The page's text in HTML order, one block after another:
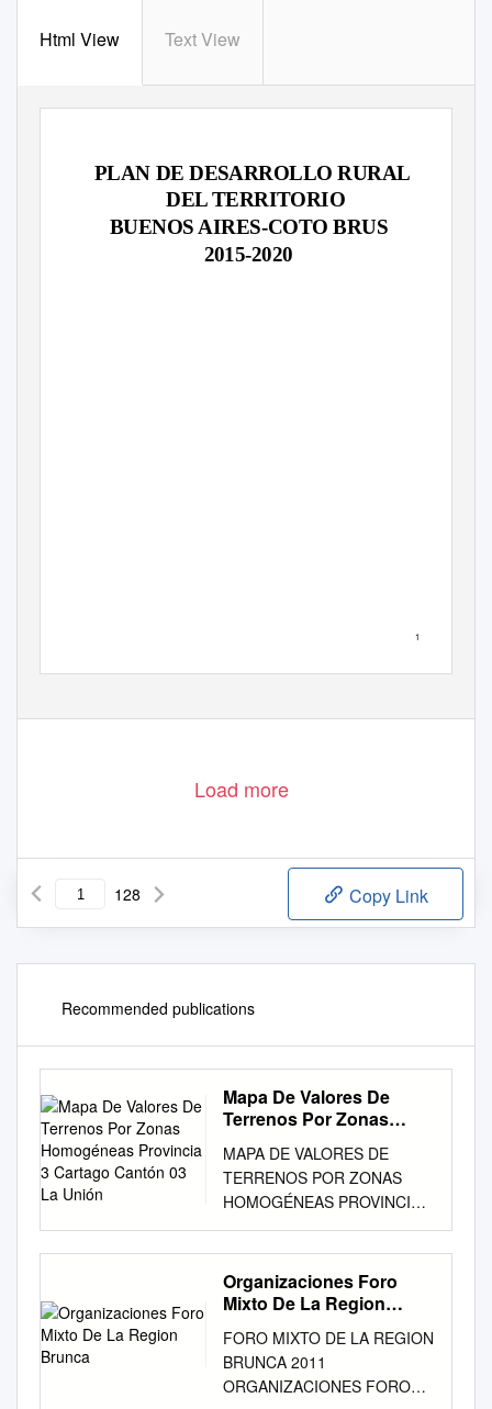
Html View Text View
PLAN DE DESARROLLO RURAL
DEL TERRITORIO
BUENOS AIRES-COTO BRUS
2015-2020
1
Load more
128 Copy Link
Recommended publications
Mapa De Valores De
Terrenos Por Zonas
Cartago Cantón 03 La
Unión
MAPA DE VALORES DE
TERRENOS POR ZONAS
HOMOGÉNEAS PROVINCIA 3
CARTAGO CANTÓN 03 LA
UNIÓN 496200 501200 Mapa
de Valores de Terrenos
Goicoechea por Zonas
Cartago Goicoechea Cantón
03 La Unión Ministerio de
Hacienda Órgano de
Organizaciones Foro
Mixto De La Region
FORO MIXTO DE LA REGION
BRUNCA 2011
ORGANIZACIONES FORO